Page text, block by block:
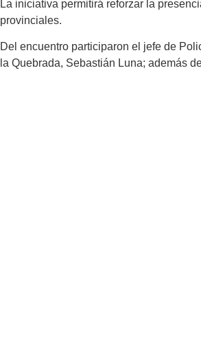
La iniciativa permitirá reforzar la
provinciales.
Del encuentro participaron el jefe de
la Quebrada, Sebastián Luna; además